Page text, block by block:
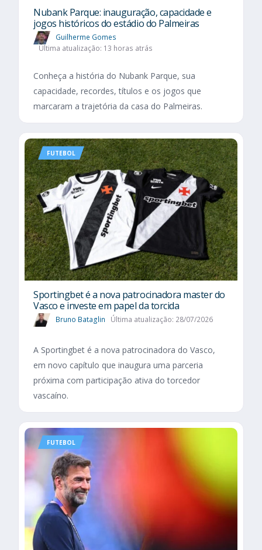
Nubank Parque: inauguração, capacidade e
jogos históricos do estádio do Palmeiras
Guilherme Gomes
Última atualização: 13 horas atrás
Conheça a história do Nubank Parque, sua
capacidade, recordes, títulos e os jogos que
marcaram a trajetória da casa do Palmeiras.
FUTEBOL
Sportingbet é a nova patrocinadora master do
Vasco e investe em papel da torcida
Bruno Bataglin Última atualização: 28/07/2026
A Sportingbet é a nova patrocinadora do Vasco,
em novo capítulo que inaugura uma parceria
próxima com participação ativa do torcedor
vascaíno.
FUTEBOL